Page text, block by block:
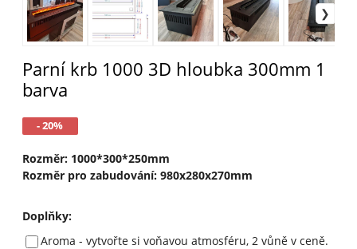
Parní krb 1000 3D hloubka 300mm 1
barva
- 20%
Rozměr: 1000*300*250mm
Rozměr pro zabudování: 980x280x270mm
Doplňky:
Aroma - vytvořte si voňavou atmosféru, 2 vůně v ceně.